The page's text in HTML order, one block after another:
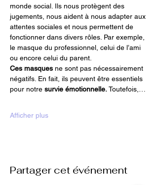
monde social. Ils nous protègent des
jugements, nous aident à nous adapter aux
attentes sociales et nous permettent de
fonctionner dans divers rôles. Par exemple,
le masque du professionnel, celui de l’ami
ou encore celui du parent.
Ces masques ne sont pas nécessairement
négatifs. En fait, ils peuvent être essentiels
pour notre survie émotionnelle. Toutefois,…
Afficher plus
Partager cet événement